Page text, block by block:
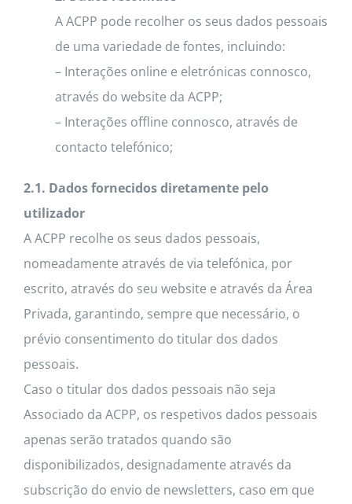
A ACPP pode recolher os seus dados pessoais
de uma variedade de fontes, incluindo:
– Interações online e eletrónicas connosco,
através do website da ACPP;
– Interações offline connosco, através de
contacto telefónico;
2.1. Dados fornecidos diretamente pelo
utilizador
A ACPP recolhe os seus dados pessoais,
nomeadamente através de via telefónica, por
escrito, através do seu website e através da Área
Privada, garantindo, sempre que necessário, o
prévio consentimento do titular dos dados
pessoais.
Caso o titular dos dados pessoais não seja
Associado da ACPP, os respetivos dados pessoais
apenas serão tratados quando são
disponibilizados, designadamente através da
subscrição do envio de newsletters, caso em que